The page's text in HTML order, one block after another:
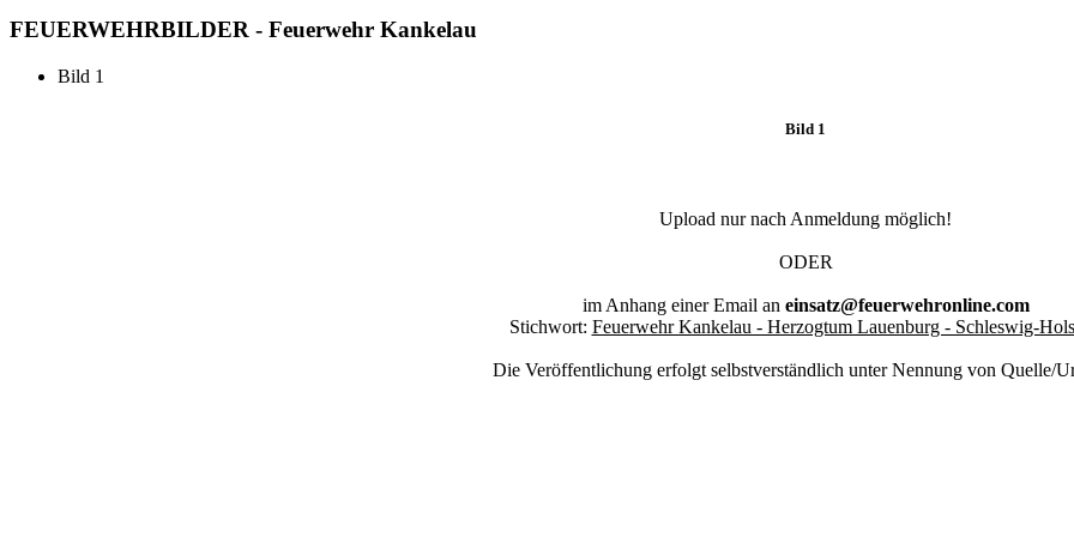
FEUERWEHRBILDER - Feuerwehr Kankelau
Bild 1
Bild 1
Upload nur nach Anmeldung möglich!
ODER
im Anhang einer Email an einsatz@feuerwehronline.com
Stichwort: Feuerwehr Kankelau - Herzogtum Lauenburg - Schleswig-
Die Veröffentlichung erfolgt selbstverständlich unter Nennung von Quelle/